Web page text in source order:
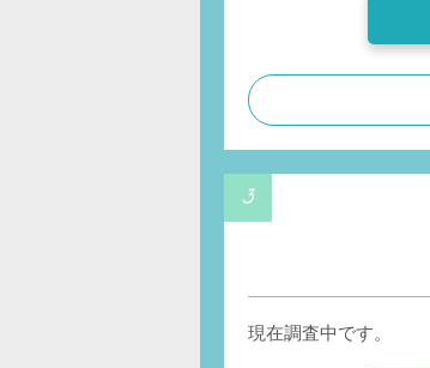
現在調査中です。